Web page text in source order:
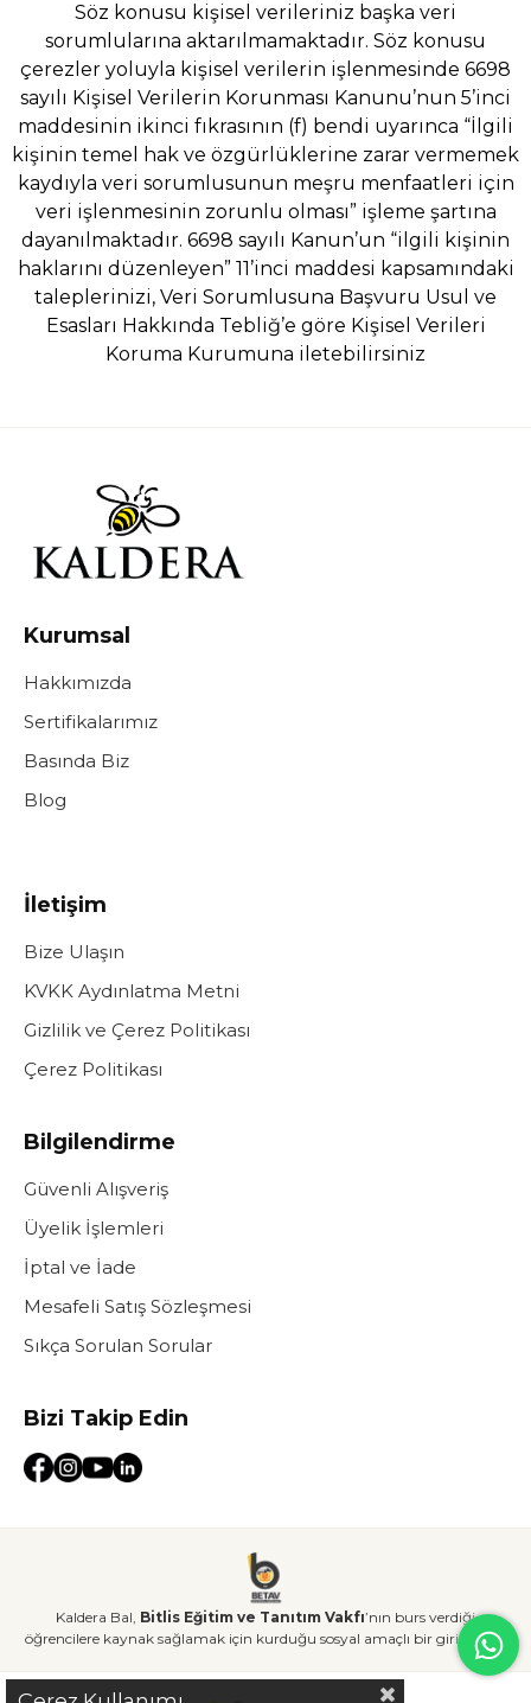
Söz konusu kişisel verileriniz başka veri
sorumlularına aktarılmamaktadır. Söz konusu
çerezler yoluyla kişisel verilerin işlenmesinde 6698
sayılı Kişisel Verilerin Korunması Kanunu’nun 5’inci
maddesinin ikinci fıkrasının (f) bendi uyarınca “İlgili
kişinin temel hak ve özgürlüklerine zarar vermemek
kaydıyla veri sorumlusunun meşru menfaatleri için
veri işlenmesinin zorunlu olması” işleme şartına
dayanılmaktadır. 6698 sayılı Kanun’un “ilgili kişinin
haklarını düzenleyen” 11’inci maddesi kapsamındaki
taleplerinizi, Veri Sorumlusuna Başvuru Usul ve
Esasları Hakkında Tebliğ’e göre Kişisel Verileri
Koruma Kurumuna iletebilirsiniz
Kurumsal
Hakkımızda
Sertifikalarımız
Basında Biz
Blog
İletişim
Bize Ulaşın
KVKK Aydınlatma Metni
Gizlilik ve Çerez Politikası
Çerez Politikası
Bilgilendirme
Güvenli Alışveriş
Üyelik İşlemleri
İptal ve İade
Mesafeli Satış Sözleşmesi
Sıkça Sorulan Sorular
Bizi Takip Edin
Kaldera Bal, Bitlis Eğitim ve Tanıtım Vakfı’nın burs verdiği
öğrencilere kaynak sağlamak için kurduğu sosyal amaçlı bir girişimdir.